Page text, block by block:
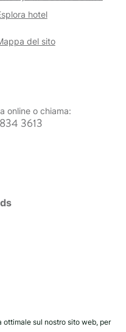
hotel
del sito
online o chiama:
3613
sul nostro sito web, per